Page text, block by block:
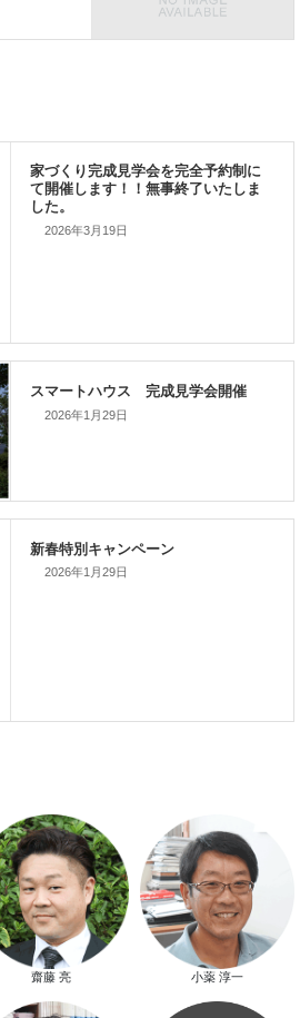
家づくりこぼれ話！
家づくり完成見学会を完全予約制
2026年3月19日
スマートハウス 完成見学会開催
2026年1月29日
新春特別キャンペーン
2026年1月29日
齋藤 亮 小薬 淳一